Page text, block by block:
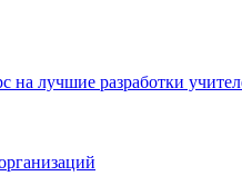
лучшие разработки